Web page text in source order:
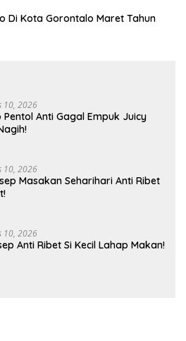
Di Kota Gorontalo Maret Tahun
10, 2026
Pentol Anti Gagal Empuk Juicy
10, 2026
Masakan Seharihari Anti Ribet
10, 2026
Anti Ribet Si Kecil Lahap Makan!